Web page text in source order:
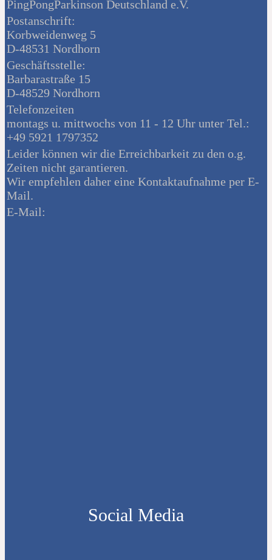
PingPongParkinson Deutschland e.V.
Postanschrift:
Korbweidenweg 5
D-48531 Nordhorn
Geschäftsstelle:
Barbarastraße 15
D-48529 Nordhorn
Telefonzeiten
montags u. mittwochs von 11 - 12 Uhr unter Tel.:
+49 5921 1797352
Leider können wir die Erreichbarkeit zu den o.g.
Zeiten nicht garantieren.
Wir empfehlen daher eine Kontaktaufnahme per E-
Mail.
E-Mail:
Social Media